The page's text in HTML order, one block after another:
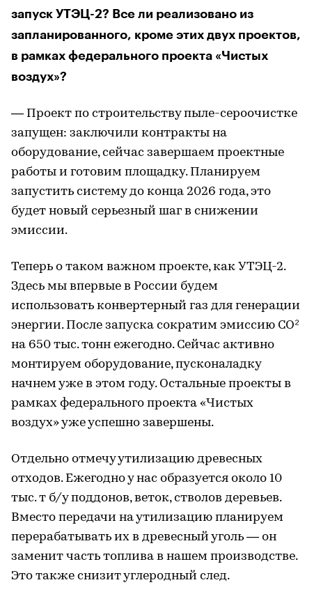
запуск УТЭЦ-2? Все ли реализовано из
запланированного, кроме этих двух проектов,
в рамках федерального проекта «Чистых
воздух»?
― Проект по строительству пыле-сероочистке
запущен: заключили контракты на
оборудование, сейчас завершаем проектные
работы и готовим площадку. Планируем
запустить систему до конца 2026 года, это
будет новый серьезный шаг в снижении
эмиссии.
Теперь о таком важном проекте, как УТЭЦ-2.
Здесь мы впервые в России будем
использовать конвертерный газ для генерации
энергии. После запуска сократим эмиссию CO₂
на 650 тыс. тонн ежегодно. Сейчас активно
монтируем оборудование, пусконаладку
начнем уже в этом году. Остальные проекты в
рамках федерального проекта «Чистых
воздух» уже успешно завершены.
Отдельно отмечу утилизацию древесных
отходов. Ежегодно у нас образуется около 10
тыс. т б/у поддонов, веток, стволов деревьев.
Вместо передачи на утилизацию планируем
перерабатывать их в древесный уголь — он
заменит часть топлива в нашем производстве.
Это также снизит углеродный след.